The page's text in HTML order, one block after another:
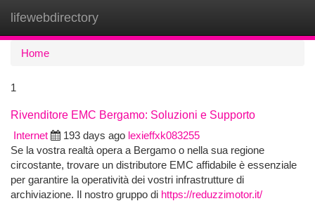
lifewebdirectory
Home
1
Rivenditore EMC Bergamo: Soluzioni e Supporto
Internet
193 days ago lexieffxk083255
Se la vostra realtà opera a Bergamo o nella sua regione
circostante, trovare un distributore EMC affidabile è essenziale
per garantire la operatività dei vostri infrastrutture di
archiviazione. Il nostro gruppo di https://reduzzimotor.it/